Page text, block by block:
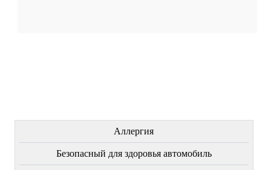
Аллергия
Безопасный для здоровья автомобиль